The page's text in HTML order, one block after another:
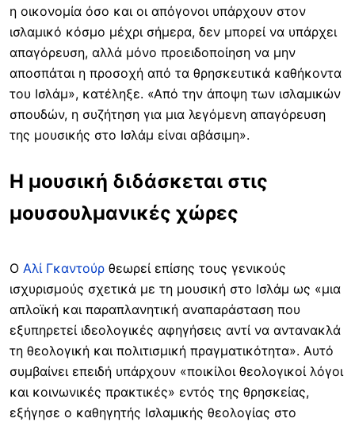
η οικονομία όσο και οι απόγονοι υπάρχουν στον
ισλαμικό κόσμο μέχρι σήμερα, δεν μπορεί να υπάρχει
απαγόρευση, αλλά μόνο προειδοποίηση να μην
αποσπάται η προσοχή από τα θρησκευτικά καθήκοντα
του Ισλάμ», κατέληξε. «Από την άποψη των ισλαμικών
σπουδών, η συζήτηση για μια λεγόμενη απαγόρευση
της μουσικής στο Ισλάμ είναι αβάσιμη».
Η μουσική διδάσκεται στις
μουσουλμανικές χώρες
Ο Αλί Γκαντούρ θεωρεί επίσης τους γενικούς
ισχυρισμούς σχετικά με τη μουσική στο Ισλάμ ως «μια
απλοϊκή και παραπλανητική αναπαράσταση που
εξυπηρετεί ιδεολογικές αφηγήσεις αντί να αντανακλά
τη θεολογική και πολιτισμική πραγματικότητα». Αυτό
συμβαίνει επειδή υπάρχουν «ποικίλοι θεολογικοί λόγοι
και κοινωνικές πρακτικές» εντός της θρησκείας,
εξήγησε ο καθηγητής Ισλαμικής θεολογίας στο